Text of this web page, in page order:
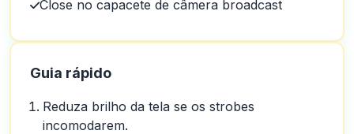
Close no capacete de câmera broadcast
Guia rápido
Reduza brilho da tela se os strobes
incomodarem.